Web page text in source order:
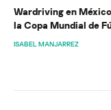
Wardriving en
la Copa Mundial de
ISABEL MANJARREZ